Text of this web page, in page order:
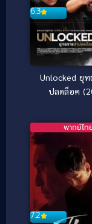
6.3
Unlocked ยุท
ปลดล็อค
7.2
พากย์ไท